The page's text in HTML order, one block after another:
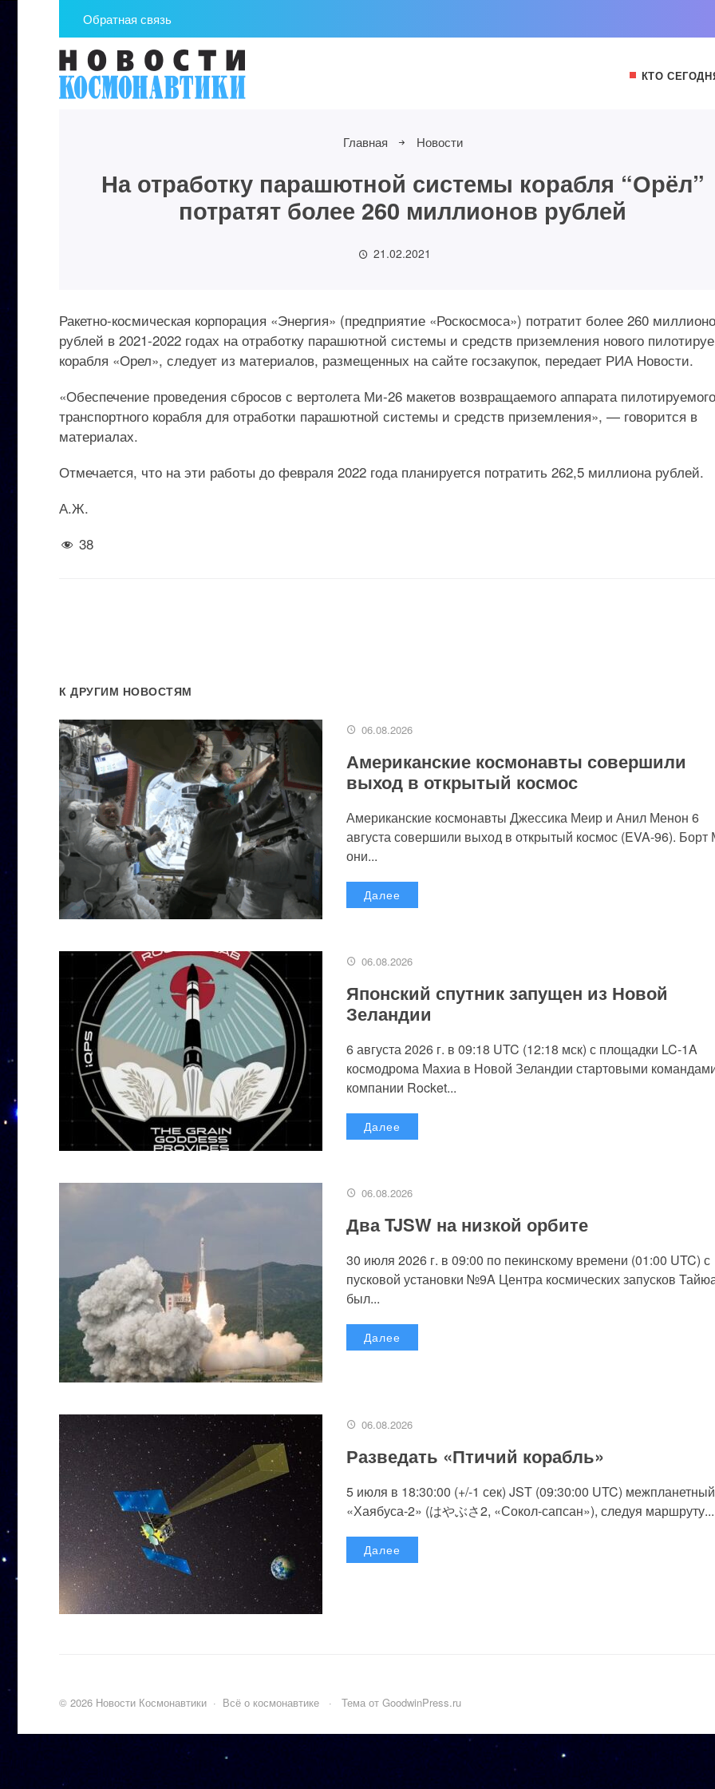
Обратная связь
КТО
Главная Новости
На отработку парашютной системы корабля “Орёл”
потратят более 260 миллионов рублей
21.02.2021
Ракетно-космическая корпорация «Энергия» (предприятие «Роскосмоса») потратит более 260
рублей в 2021-2022 годах на отработку парашютной системы и средств приземления нового
корабля «Орел», следует из материалов, размещенных на сайте госзакупок, передает РИА Новости.
«Обеспечение проведения сбросов с вертолета Ми-26 макетов возвращаемого аппарата пилотируемого
транспортного корабля для отработки парашютной системы и средств приземления», — говорится в
материалах.
Отмечается, что на эти работы до февраля 2022 года планируется потратить 262,5 миллиона рублей.
А.Ж.
38
К ДРУГИМ НОВОСТЯМ
06.08.2026
Американские космонавты совершили
выход в открытый космос
Американские космонавты Джессика Меир и Анил Менон 6
августа совершили выход в открытый космос (EVA-96).
они...
Далее
06.08.2026
Японский спутник запущен из Новой
Зеландии
6 августа 2026 г. в 09:18 UTC (12:18 мск) с площадки LC-1A
космодрома Махиа в Новой Зеландии стартовыми
компании Rocket...
Далее
06.08.2026
Два TJSW на низкой орбите
30 июля 2026 г. в 09:00 по пекинскому времени (01:00 UTC) с
пусковой установки №9A Центра космических запусков
был...
Далее
06.08.2026
Разведать «Птичий корабль»
5 июля в 18:30:00 (+/-1 сек) JST (09:30:00 UTC)
«Хаябуса-2» (はやぶさ2, «Сокол-сапсан»), следуя маршруту...
Далее
© 2026 Новости Космонавтики · Всё о космонавтике · Тема от GoodwinPress.ru